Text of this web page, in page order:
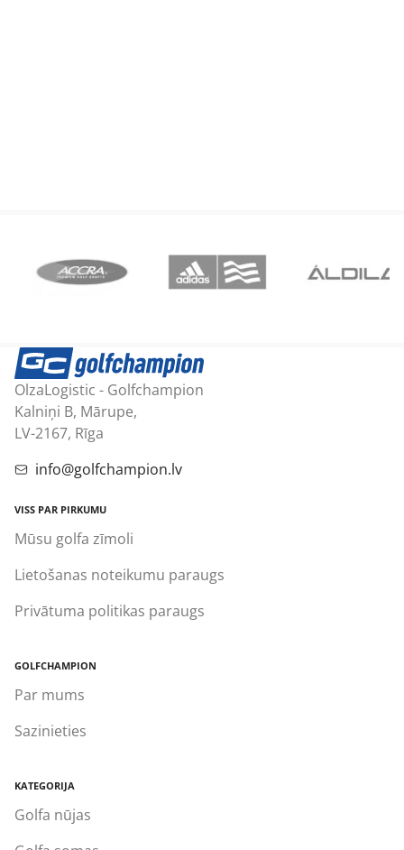
OlzaLogistic - Golfchampion
Kalniņi B, Mārupe,
LV-2167, Rīga
info@golfchampion.lv
VISS PAR PIRKUMU
Mūsu golfa zīmoli
Lietošanas noteikumu paraugs
Privātuma politikas paraugs
GOLFCHAMPION
Par mums
Sazinieties
KATEGORIJA
Golfa nūjas